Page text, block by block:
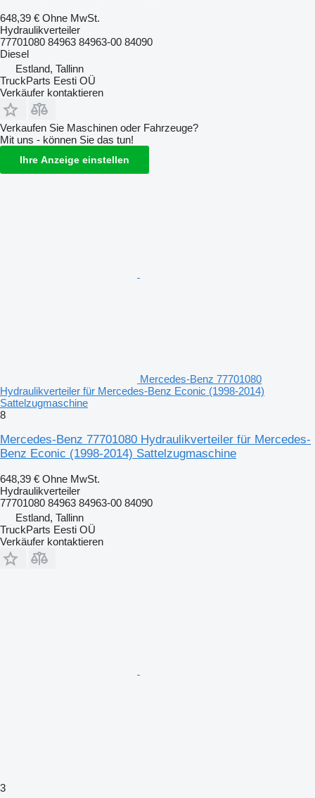
648,39 € Ohne MwSt.
Hydraulikverteiler
77701080 84963 84963-00 84090
Diesel
Estland, Tallinn
TruckParts Eesti OÜ
Verkäufer kontaktieren
Verkaufen Sie Maschinen oder Fahrzeuge?
Mit uns - können Sie das tun!
Ihre Anzeige einstellen
Mercedes-Benz 77701080
Hydraulikverteiler für Mercedes-Benz Econic (1998-2014)
Sattelzugmaschine
8
Mercedes-Benz 77701080 Hydraulikverteiler für Mercedes-
Benz Econic (1998-2014) Sattelzugmaschine
648,39 € Ohne MwSt.
Hydraulikverteiler
77701080 84963 84963-00 84090
Estland, Tallinn
TruckParts Eesti OÜ
Verkäufer kontaktieren
3